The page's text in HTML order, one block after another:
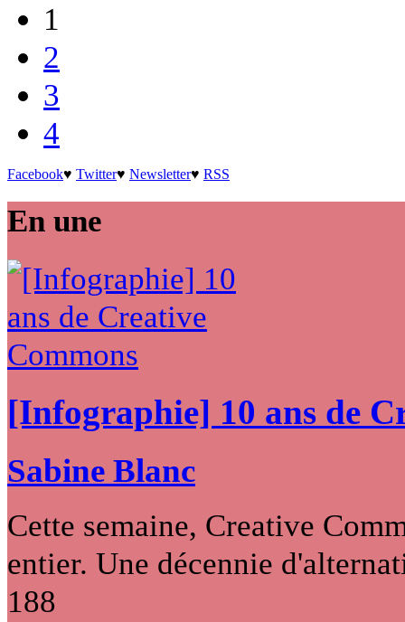
1
2
3
4
Facebook♥ Twitter♥ Newsletter♥ RSS
En une
[Infographie] 10 ans de
Sabine Blanc
Cette semaine, Creative
entier. Une décennie
188